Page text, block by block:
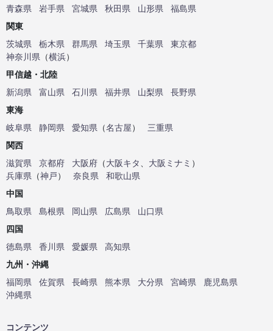
青森県
岩手県 宮城県 秋田県 山形県
福島県
関東
茨城県
栃木県 群馬県 埼玉県 千葉県
東京都
神奈川県 （横浜）
甲信越・北陸
新潟県
富山県 石川県 福井県 山梨県
長野県
東海
岐阜県
静岡県 愛知県 （名古屋）
三重県
関西
滋賀県
京都府 大阪府 （大阪キタ、 大阪ミナミ ）
兵庫県 （神戸） 奈良県
和歌山県
中国
鳥取県
島根県 岡山県 広島県
山口県
四国
徳島県
香川県 愛媛県
高知県
九州・沖縄
福岡県
佐賀県 長崎県 熊本県 大分県 宮崎県
鹿児島県
沖縄県
コンテンツ